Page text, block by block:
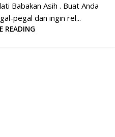
Babakan Asih . Buat Anda
pegal dan ingin rel...
READING